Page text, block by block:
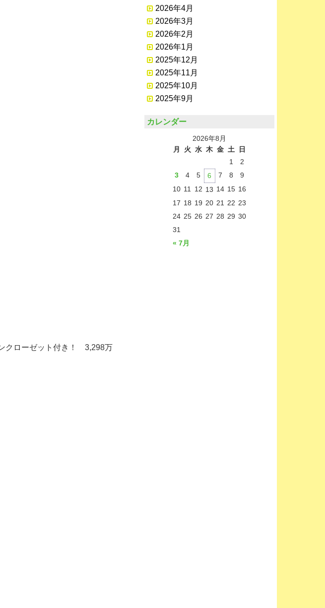
クローゼット付き！ 3,298万
2026年4月
2026年3月
2026年2月
2026年1月
2025年12月
2025年11月
2025年10月
2025年9月
カレンダー
2026年8月
月
火 水 木 金 土 日
« 7月
1
2
3
4 5 6 7 8
9
10 11 12 13 14 15 16
17 18 19 20 21 22 23
24 25 26 27 28 29 30
31